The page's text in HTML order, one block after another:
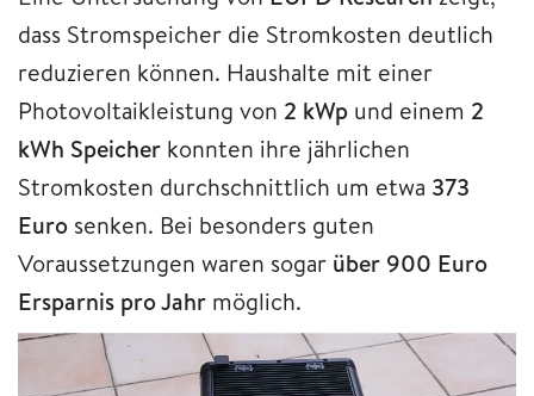
dass Stromspeicher die Stromkosten deutlich
reduzieren können. Haushalte mit einer
Photovoltaikleistung von 2 kWp und einem 2
kWh Speicher konnten ihre jährlichen
Stromkosten durchschnittlich um etwa 373
Euro senken. Bei besonders guten
Voraussetzungen waren sogar über 900 Euro
Ersparnis pro Jahr möglich.